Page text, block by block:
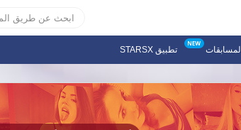
المسابقات تطبيق STARSX